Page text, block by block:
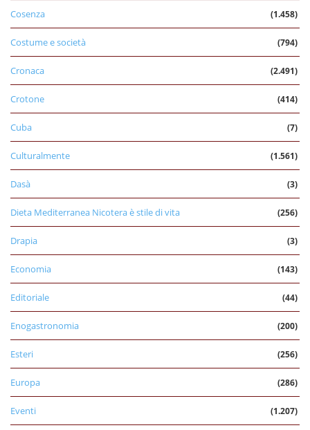
Cosenza (1.458)
Costume e società (794)
Cronaca (2.491)
Crotone (414)
Cuba (7)
Culturalmente (1.561)
Dasà (3)
Dieta Mediterranea Nicotera è stile di vita (256)
Drapia (3)
Economia (143)
Editoriale (44)
Enogastronomia (200)
Esteri (256)
Europa (286)
Eventi (1.207)